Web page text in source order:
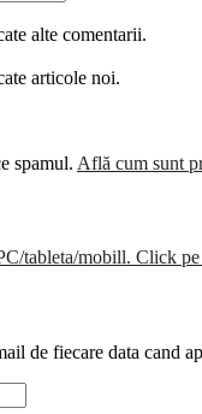
alte comentarii.
articole noi.
spamul. Află cum sunt
tableta/mobill. Click
de fiecare data cand